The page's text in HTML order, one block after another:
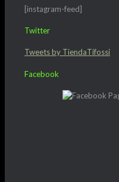
[instagram-feed]
Twitter
Tweets by TiendaTifossi
Facebook